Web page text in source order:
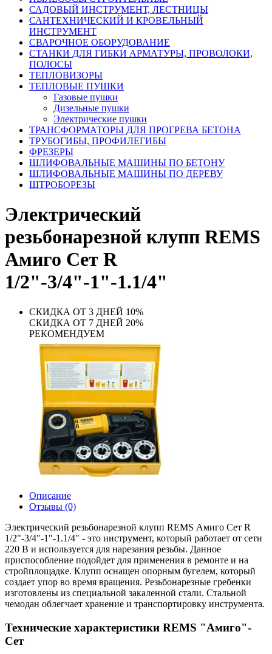
САДОВЫЙ ИНСТРУМЕНТ, ЛЕСТНИЦЫ
САНТЕХНИЧЕСКИЙ И КРОВЕЛЬНЫЙ
ИНСТРУМЕНТ
СВАРОЧНОЕ ОБОРУДОВАНИЕ
СТАНКИ ДЛЯ ГИБКИ АРМАТУРЫ, ПРОВОЛОКИ,
ПОЛОСЫ
ТЕПЛОВИЗОРЫ
ТЕПЛОВЫЕ ПУШКИ
Газовые пушки
Дизельные пушки
Электрические пушки
ТРАНСФОРМАТОРЫ ДЛЯ ПРОГРЕВА БЕТОНА
ТРУБОГИБЫ, ПРОФИЛЕГИБЫ
ФРЕЗЕРЫ
ШЛИФОВАЛЬНЫЕ МАШИНЫ ПО БЕТОНУ
ШЛИФОВАЛЬНЫЕ МАШИНЫ ПО ДЕРЕВУ
ШТРОБОРЕЗЫ
Электрический
резьбонарезной клупп REMS
Амиго Сет R
1/2"-3/4"-1"-1.1/4"
СКИДКА ОТ 3 ДНЕЙ 10%
СКИДКА ОТ 7 ДНЕЙ 20%
РЕКОМЕНДУЕМ
Описание
Отзывы (0)
Электрический резьбонарезной клупп REMS Амиго Сет R
1/2"-3/4"-1"-1.1/4" - это инструмент, который работает от сети
220 В и используется для нарезания резьбы. Данное
приспособление подойдет для применения в ремонте и на
стройплощадке. Клупп оснащен опорным бугелем, который
создает упор во время вращения. Резьбонарезные гребенки
изготовлены из специальной закаленной стали. Стальной
чемодан облегчает хранение и транспортировку инструмента.
Технические характеристики REMS "Амиго"-
Сет